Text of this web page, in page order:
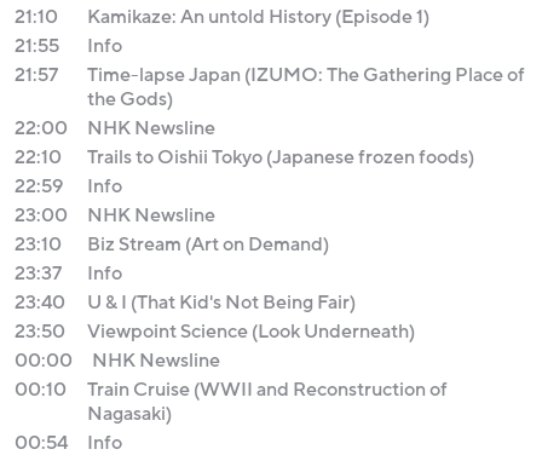
21:10
Kamikaze: An untold History (Episode 1)
21:55
Info
21:57
Time-lapse Japan (IZUMO: The Gathering Place of
the Gods)
22:00
NHK Newsline
22:10
Trails to Oishii Tokyo (Japanese frozen foods)
22:59
Info
23:00
NHK Newsline
23:10
Biz Stream (Art on Demand)
23:37
Info
23:40
U & I (That Kid's Not Being Fair)
23:50
Viewpoint Science (Look Underneath)
00:00
NHK Newsline
00:10
Train Cruise (WWII and Reconstruction of
Nagasaki)
00:54
Info